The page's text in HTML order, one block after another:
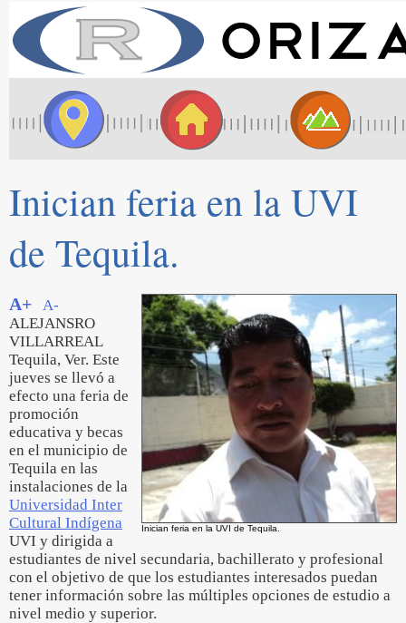
Inician feria en la UVI
de Tequila.
Inician feria en la UVI de Tequila.
A+
A-
ALEJANSRO
VILLARREAL
Tequila, Ver. Este
jueves se llevó a
efecto una feria de
promoción
educativa y becas
en el municipio de
Tequila en las
instalaciones de la
Universidad Inter
Cultural Indígena
UVI y dirigida a
estudiantes de nivel secundaria, bachillerato y profesional
con el objetivo de que los estudiantes interesados puedan
tener información sobre las múltiples opciones de estudio a
nivel medio y superior.